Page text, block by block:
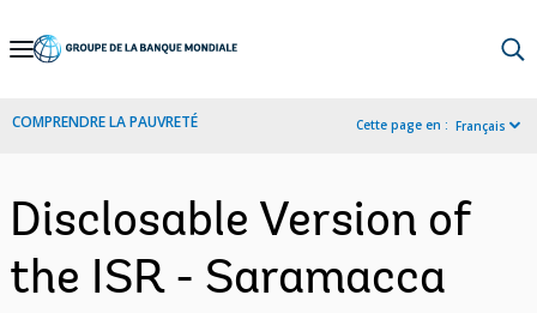
Skip
Navigation
COMPRENDRE LA PAUVRETÉ Cette page en : Français
Disclosable Version of
the ISR - Saramacca